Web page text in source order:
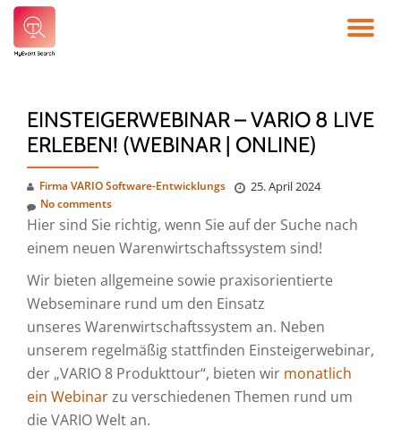
Skip
EINSTEIGERWEBINAR – VARIO 8 LIVE
ERLEBEN! (WEBINAR | ONLINE)
Firma VARIO Software-Entwicklungs 25. April 2024
No comments
Hier sind Sie richtig, wenn Sie auf der Suche nach
einem neuen Warenwirtschaftssystem sind!
Wir bieten allgemeine sowie praxisorientierte
Webseminare rund um den Einsatz
unseres Warenwirtschaftssystem an. Neben
unserem regelmäßig stattfinden Einsteigerwebinar,
der „VARIO 8 Produkttour“, bieten wir monatlich
ein Webinarzu verschiedenen Themen rund um
die VARIO Welt an.